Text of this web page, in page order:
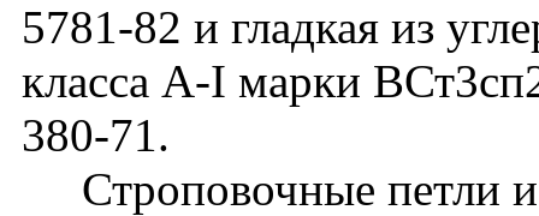
5781-82 и гладкая из
класса A-I марки
380-71.
Строповочные петли